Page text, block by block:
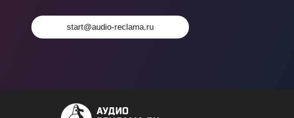
start@audio-reclama.ru